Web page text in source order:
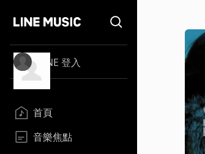
LINE 登入
首頁
音樂焦點